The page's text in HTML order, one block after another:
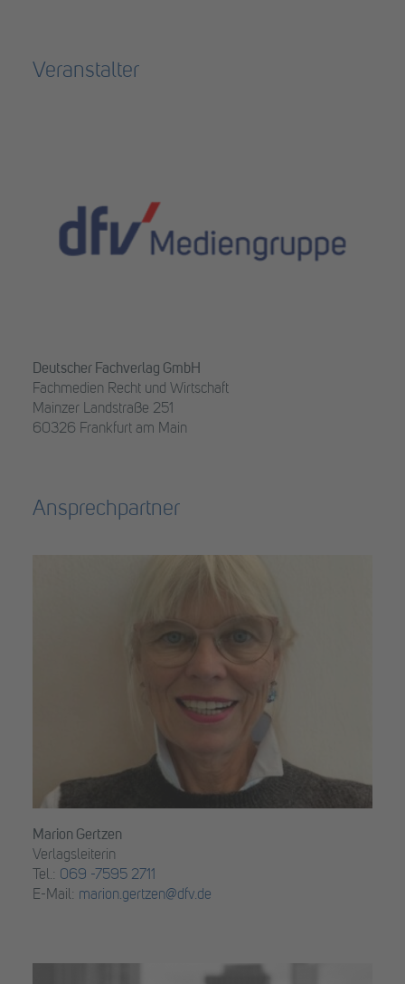
Veranstalter
Deutscher Fachverlag GmbH
Fachmedien Recht und Wirtschaft
Mainzer Landstraße 251
60326 Frankfurt am Main
Ansprechpartner
Marion Gertzen
Verlagsleiterin
Tel.: 069 -7595 2711
E-Mail: marion.gertzen@dfv.de